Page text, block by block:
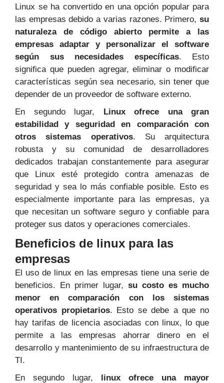
Linux se ha convertido en una opción popular para
las empresas debido a varias razones. Primero, su
naturaleza de código abierto permite a las
empresas adaptar y personalizar el software
según sus necesidades específicas. Esto
significa que pueden agregar, eliminar o modificar
características según sea necesario, sin tener que
depender de un proveedor de software externo.
En segundo lugar, Linux ofrece una gran
estabilidad y seguridad en comparación con
otros sistemas operativos. Su arquitectura
robusta y su comunidad de desarrolladores
dedicados trabajan constantemente para asegurar
que Linux esté protegido contra amenazas de
seguridad y sea lo más confiable posible. Esto es
especialmente importante para las empresas, ya
que necesitan un software seguro y confiable para
proteger sus datos y operaciones comerciales.
Beneficios de linux para las
empresas
El uso de linux en las empresas tiene una serie de
beneficios. En primer lugar, su costo es mucho
menor en comparación con los sistemas
operativos propietarios. Esto se debe a que no
hay tarifas de licencia asociadas con linux, lo que
permite a las empresas ahorrar dinero en el
desarrollo y mantenimiento de su infraestructura de
TI.
En segundo lugar, linux ofrece una mayor